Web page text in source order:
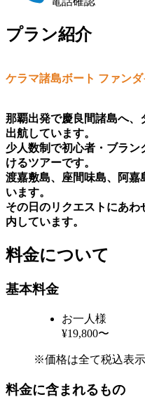
プラン紹介
ケラマ諸島ボート ファン
那覇出発で慶良間諸島へ、
出航しています。
少人数制で初心者・ブラ
けるツアーです。
渡嘉敷島、座間味島、阿嘉
います。
その日のリクエストにあ
内しています。
料金について
基本料金
お一人様
¥19,800〜
※価格は全て税込表示
料金に含まれるもの